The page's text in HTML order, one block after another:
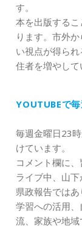
す。
本を出版する
ります。市外
い視点が得ら
住者を増やして
YOUTUBEで
毎週金曜日23
けています。
コメント欄に
ライブ中、山下
県政報告では
学習への活用
流、家族や地